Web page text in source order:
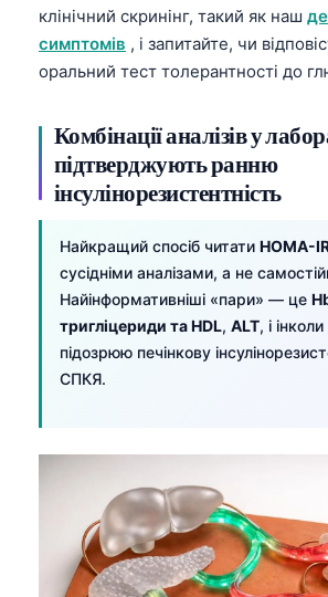
клінічний скринінг, такий як наш
симптомів , і запитайте, чи
оральний тест толерантності до
Комбінації аналізів у
підтверджують ранню
інсулінорезистентність
Найкращий спосіб читати HOMA-
сусідніми аналізами, а не
Найінформативніші «пари» — це
тригліцериди та HDL, ALT, і інколи
підозрюю печінкову
СПКЯ.